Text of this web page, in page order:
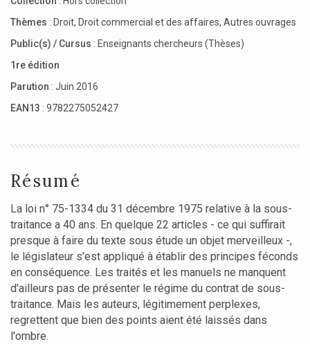
Thèmes : Droit, Droit commercial et des affaires, Autres ouvrages
Public(s) / Cursus : Enseignants chercheurs (Thèses)
1re édition
Parution : Juin 2016
EAN13 : 9782275052427
Résumé
La loi n° 75-1334 du 31 décembre 1975 relative à la sous-
traitance a 40 ans. En quelque 22 articles - ce qui suffirait
presque à faire du texte sous étude un objet merveilleux -,
le législateur s'est appliqué à établir des principes féconds
en conséquence. Les traités et les manuels ne manquent
d'ailleurs pas de présenter le régime du contrat de sous-
traitance. Mais les auteurs, légitimement perplexes,
regrettent que bien des points aient été laissés dans
l'ombre.